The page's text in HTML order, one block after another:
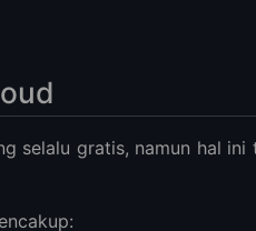
selalu gratis, namun hal